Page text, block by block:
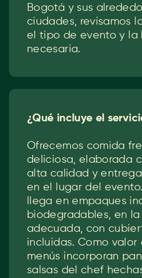
Bogotá y sus
ciudades, revisamos
el tipo de evento y la
necesaria.
¿Qué incluye el
Ofrecemos comida
deliciosa, elaborada
alta calidad y
en el lugar del
llega en empaques
biodegradables, en
adecuada, con
incluidas. Como valor
menús incorporan
salsas del chef